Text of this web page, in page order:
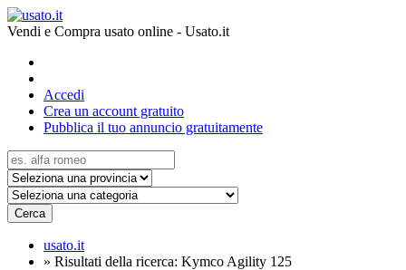
Vendi e Compra usato online - Usato.it
Accedi
Crea un account gratuito
Pubblica il tuo annuncio gratuitamente
Cerca
usato.it
» Risultati della ricerca: Kymco Agility 125